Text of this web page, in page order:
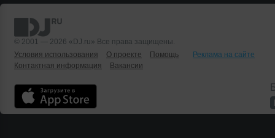
© 2001 — 2026 «DJ.ru» Все права защищены.
Условия использования
О проекте Помощь
Реклама на сайте
Контактная информация
Вакансии